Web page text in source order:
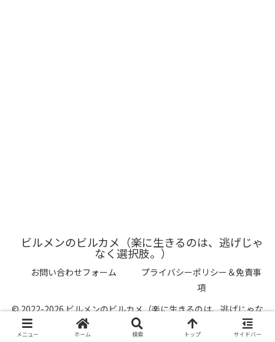
ビルメンのビルカメ（楽に生きるのは、逃げじゃ
なく選択肢。）
お問い合わせフォーム
プライバシーポリシー＆免責事
項
© 2022-2026 ビルメンのビルカメ（楽に生きるのは、逃げじゃな
く選択肢。）.
メニュー ホーム 検索 トップ サイドバー